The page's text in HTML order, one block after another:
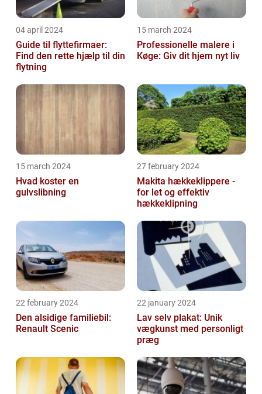
04 april 2024
Guide til flyttefirmaer:
Find den rette hjælp til din
flytning
15 march 2024
Professionelle malere i
Køge: Giv dit hjem nyt liv
15 march 2024
Hvad koster en
gulvslibning
27 february 2024
Makita hækkeklippere -
for let og effektiv
hækkeklipning
22 february 2024
Den alsidige familiebil:
Renault Scenic
22 january 2024
Lav selv plakat: Unik
vægkunst med personligt
præg